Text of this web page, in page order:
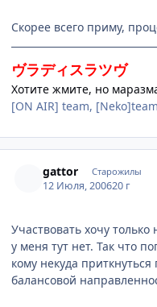
Скорее всего приму,
ヴラディスラツヴ
Хотите жмите, но
[ON AIR] team,
gattor Старожилы
12 Июля, 200620 г
Участвовать хочу
у меня тут нет. Так что
кому некуда
балансовой